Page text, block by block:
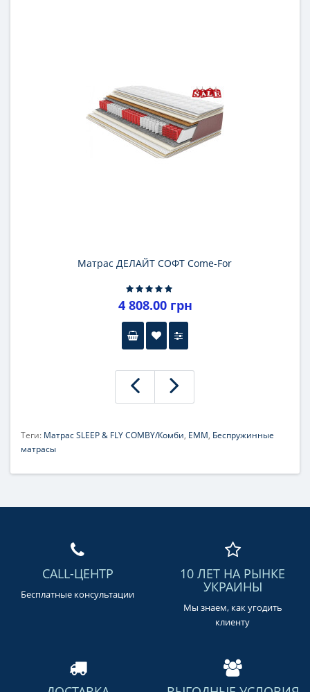
Матрас ДЕЛАЙТ СОФТ Come-For
4 808.00 грн
Теги: Матрас SLEEP & FLY COMBY/Комби, ЕММ, Беспружинные
матрасы
CALL-ЦЕНТР
Бесплатные консультации
10 ЛЕТ НА РЫНКЕ
УКРАИНЫ
Мы знаем, как угодить
клиенту